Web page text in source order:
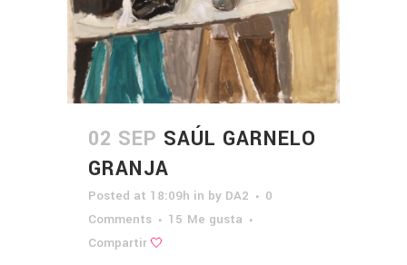
02 SEP SAÚL GARNELO
GRANJA
Posted at 18:09h in by DA2
0
Comments
15 Me gusta
Compartir